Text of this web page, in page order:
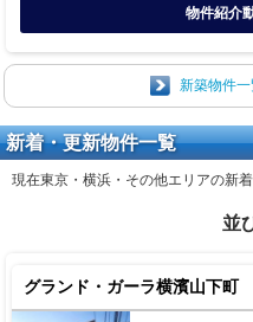
物件紹介
新築物件
新着・更新物件一覧
現在東京・横浜・その他エリアの新
並
グランド・ガーラ横濱山下町